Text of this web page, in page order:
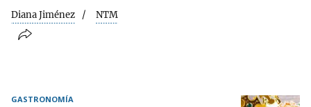
Diana Jiménez NTM
GASTRONOMÍA